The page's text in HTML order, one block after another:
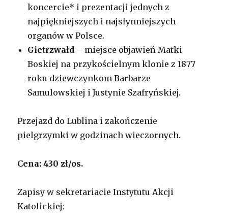
koncercie* i prezentacji jednych z
najpiękniejszych i najsłynniejszych
organów w Polsce.
Gietrzwałd – miejsce objawień Matki
Boskiej na przykościelnym klonie z 1877
roku dziewczynkom Barbarze
Samulowskiej i Justynie Szafryńskiej.
Przejazd do Lublina i zakończenie
pielgrzymki w godzinach wieczornych.
Cena:430 zł/os.
Zapisy w sekretariacie Instytutu Akcji
Katolickiej: